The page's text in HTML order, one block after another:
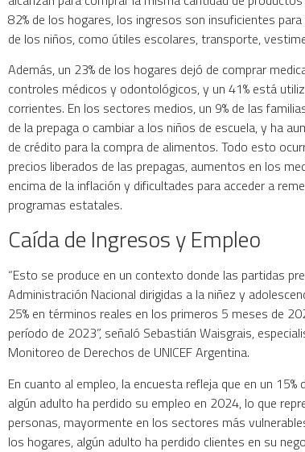
82% de los hogares, los ingresos son insuficientes
de los niños, como útiles escolares, transporte,
Además, un 23% de los hogares dejó de comprar
controles médicos y odontológicos, y un 41% está
corrientes. En los sectores medios, un 9% de las
de la prepaga o cambiar a los niños de escuela, y ha
de crédito para la compra de alimentos. Todo esto
precios liberados de las prepagas, aumentos en los
encima de la inflación y dificultades para acceder a
programas estatales.
Caída de Ingresos y Empleo
“Esto se produce en un contexto donde las partidas
Administración Nacional dirigidas a la niñez y
25% en términos reales en los primeros 5 meses de
período de 2023”, señaló Sebastián Waisgrais,
Monitoreo de Derechos de UNICEF Argentina.
En cuanto al empleo, la encuesta refleja que en un
algún adulto ha perdido su empleo en 2024, lo que
personas, mayormente en los sectores más
los hogares, algún adulto ha perdido clientes en su